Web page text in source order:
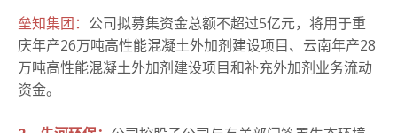
垒知集团： 公司拟募集资金总额不超过5亿元，将用于重
庆年产26万吨高性能混凝土外加剂建设项目、云南年产28
万吨高性能混凝土外加剂建设项目和补充外加剂业务流动
资金。